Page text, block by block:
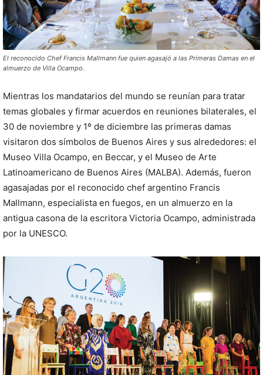
El reconocido Chef Francis Mallmann fue quien agasajó a las Primeras Damas en el
almuerzo de Villa Ocampo.
Mientras los mandatarios del mundo se reunían para tratar
temas globales y firmar acuerdos en reuniones bilaterales, el
30 de noviembre y 1º de diciembre las primeras damas
visitaron dos símbolos de Buenos Aires y sus alrededores: el
Museo Villa Ocampo, en Beccar, y el Museo de Arte
Latinoamericano de Buenos Aires (MALBA). Además, fueron
agasajadas por el reconocido chef argentino Francis
Mallmann, especialista en fuegos, en un almuerzo en la
antigua casona de la escritora Victoria Ocampo, administrada
por la UNESCO.